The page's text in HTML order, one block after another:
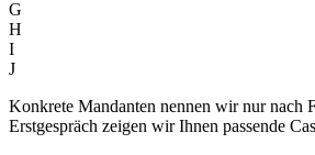
G
H
I
J
Konkrete Mandanten nennen wir nur nach
Erstgespräch zeigen wir Ihnen passende